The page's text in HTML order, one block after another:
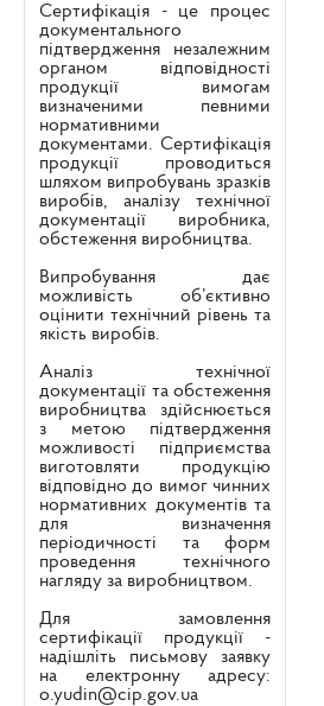
Сертифікація - це процес
документального
підтвердження незалежним
органом відповідності
продукції вимогам
визначеними певними
нормативними
документами. Сертифікація
продукції проводиться
шляхом випробувань зразків
виробів, аналізу технічної
документації виробника,
обстеження виробництва.
Випробування дає
можливість об’єктивно
оцінити технічний рівень та
якість виробів.
Аналіз технічної
документації та обстеження
виробництва здійснюється
з метою підтвердження
можливості підприємства
виготовляти продукцію
відповідно до вимог чинних
нормативних документів та
для визначення
періодичності та форм
проведення технічного
нагляду за виробництвом.
Для замовлення
сертифікації продукції -
надішліть письмову заявку
на електронну адресу:
o.yudin@cip.gov.ua